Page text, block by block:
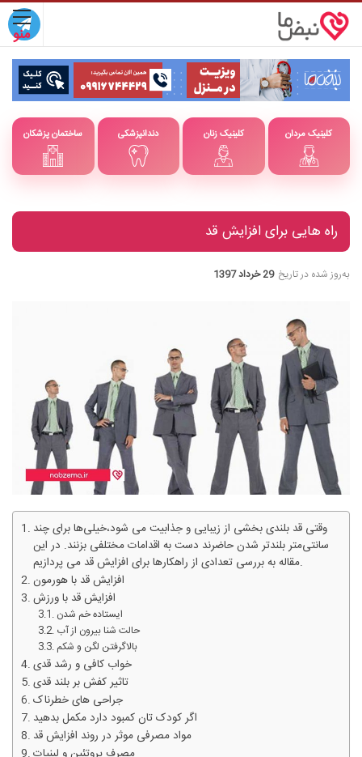
ساختمان پزشکان دندانپزشکی کلینیک زنان کلینیک مردان
راه هایی برای افزایش قد
به‌روز شده در تاریخ 29 خرداد 1397
وقتی قد بلندی بخشی از زیبایی و جذابیت می شود،خیلی‌‌ها برای چند
سانتی‌‌متر بلندتر شدن حاضرند دست به اقدامات مختلفی بزنند. در این
مقاله به بررسی تعدادی از راهکارها برای افزایش قد می پردازیم.
افزایش قد با هورمون
افزایش قد با ورزش
ایستاده خم شدن
حالت شنا بیرون از آب
بالاگرفتن لگن و شکم
خواب کافی و رشد قدی
تاثیر کفش بر بلند قدی
جراحی های خطرناک
اگر کودک تان کمبود دارد مکمل بدهید
مواد مصرفی موثر در روند افزایش قد